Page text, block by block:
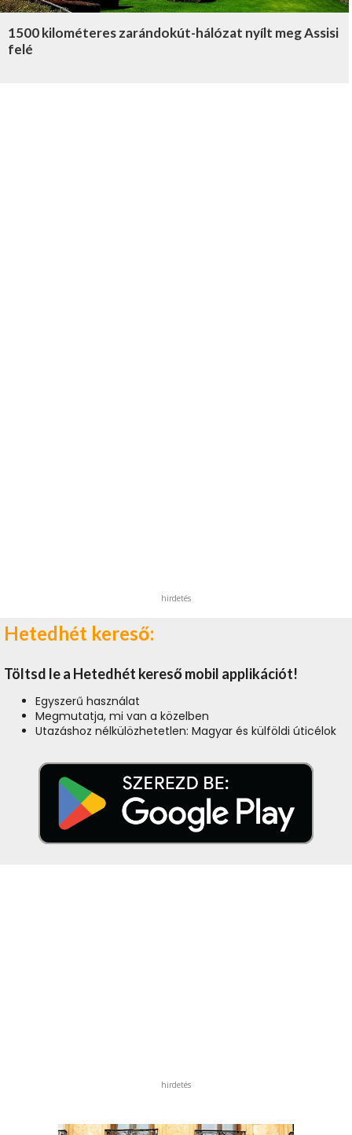
1500 kilométeres zarándokút-hálózat nyílt meg Assisi
felé
hirdetés
Hetedhét kereső:
Töltsd le a Hetedhét kereső mobil applikációt!
Egyszerű használat
Megmutatja, mi van a közelben
Utazáshoz nélkülözhetetlen: Magyar és külföldi úticélok
hirdetés